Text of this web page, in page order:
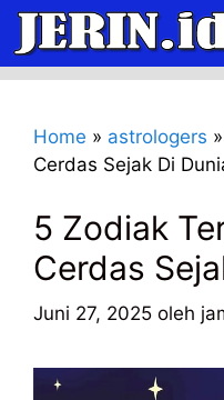
Langsung
isi
Home » astrologers »
Cerdas Sejak Di
5 Zodiak
Cerdas
Juni 27, 2025 oleh